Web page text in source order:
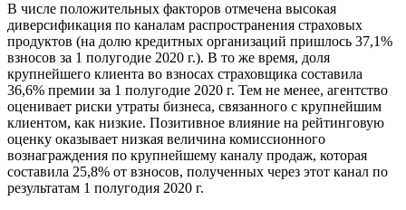
В числе положительных факторов отмечена высокая
диверсификация по каналам распространения страховых
продуктов (на долю кредитных организаций пришлось 37,1%
взносов за 1 полугодие 2020 г.). В то же время, доля
крупнейшего клиента во взносах страховщика составила
36,6% премии за 1 полугодие 2020 г. Тем не менее, агентство
оценивает риски утраты бизнеса, связанного с крупнейшим
клиентом, как низкие. Позитивное влияние на рейтинговую
оценку оказывает низкая величина комиссионного
вознаграждения по крупнейшему каналу продаж, которая
составила 25,8% от взносов, полученных через этот канал по
результатам 1 полугодия 2020 г.